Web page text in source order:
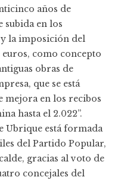
años de
subida en los
y la imposición del
como concepto
obras de
que se está
mejora en los recibos
hasta el 2.022”.
Ubrique está formada
del Partido Popular,
gracias al voto de
concejales del